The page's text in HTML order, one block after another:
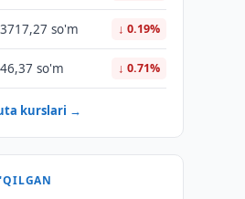
so'm ↓ 0.19%
so'm ↓ 0.71%
kurslari →